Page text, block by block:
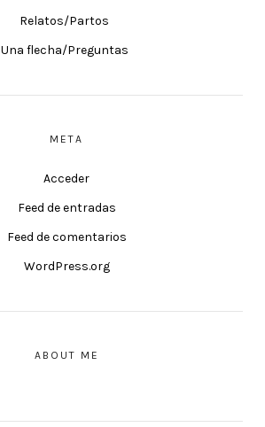
Relatos/Partos
Una flecha/Preguntas
META
Acceder
Feed de entradas
Feed de comentarios
WordPress.org
ABOUT ME